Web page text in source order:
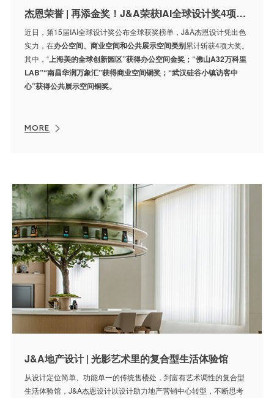
杰恩荣誉 | 再添金奖！J&A荣获IAI全球设计奖4项大奖
近日，第15届IAI全球设计奖公布全球获奖榜单，J&A杰恩设计凭出色
实力，在办公空间、商业空间和公共展示空间类别累计斩获4项大奖。
其中，“ 上海美的全球创新园区”获得办公空间金奖；“佛山A32万科里
LAB”“南昌华润万象汇”获得商业空间铜奖；“武汉硅谷小镇访客中
心”获得公共展示空间铜奖。
MORE
J&A地产设计 | 光影艺术里的复合型生活体验馆
从设计定位简单、功能单一的传统售楼处，到富有艺术调性的复合型
生活体验馆，J&A杰恩设计以设计助力地产营销中心转型，不断思考